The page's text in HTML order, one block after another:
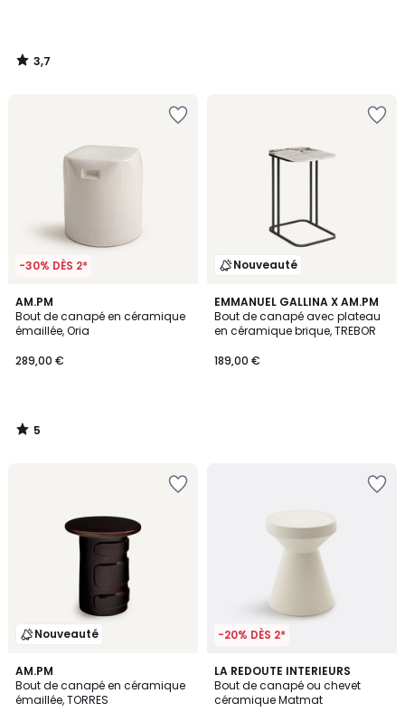
3,7
/
-30% DÈS 2*
AM.PM
Bout de canapé en céramique
émaillée, Oria
289,00 €
5
/
5
5
/
Nouveauté
EMMANUEL GALLINA X AM.PM
Bout de canapé avec plateau
en céramique brique, TREBOR
189,00 €
Nouveauté
AM.PM
Bout de canapé en céramique
émaillée, TORRES
-20% DÈS 2*
LA REDOUTE INTERIEURS
Bout de canapé ou chevet
céramique Matmat
5
/
5